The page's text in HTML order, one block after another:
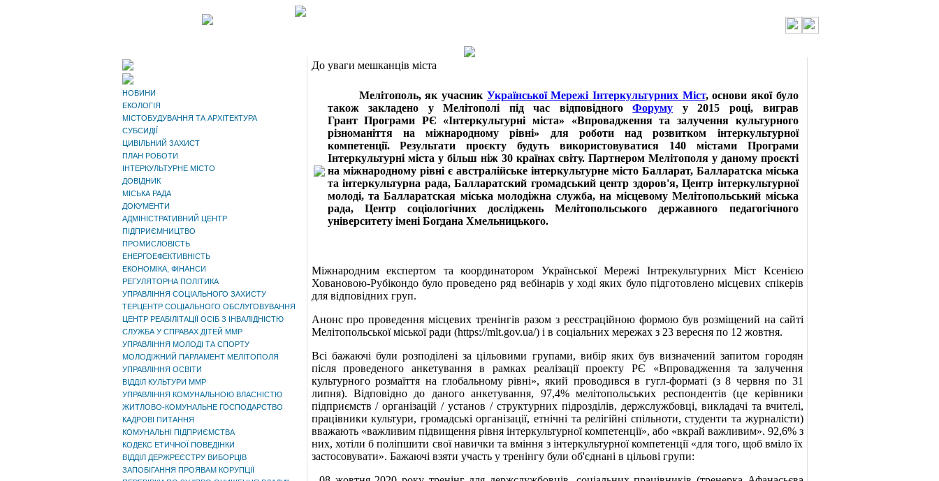
НОВИНИ
ЕКОЛОГІЯ
МІСТОБУДУВАННЯ ТА АРХІТЕКТУРА
СУБСИДІЇ
ЦИВІЛЬНИЙ ЗАХИСТ
ПЛАН РОБОТИ
ІНТЕРКУЛЬТУРНЕ МІСТО
ДОВІДНИК
МІСЬКА РАДА
ДОКУМЕНТИ
АДМІНІСТРАТИВНИЙ ЦЕНТР
ПІДПРИЄМНИЦТВО
ПРОМИСЛОВІСТЬ
ЕНЕРГОЕФЕКТИВНІСТЬ
ЕКОНОМІКА, ФІНАНСИ
РЕГУЛЯТОРНА ПОЛІТИКА
УПРАВЛІННЯ СОЦІАЛЬНОГО ЗАХИСТУ
ТЕРЦЕНТР СОЦІАЛЬНОГО ОБСЛУГОВУВАННЯ
ЦЕНТР РЕАБІЛІТАЦІЇ ОСІБ З ІНВАЛІДНІСТЮ
СЛУЖБА У СПРАВАХ ДІТЕЙ ММР
УПРАВЛІННЯ МОЛОДІ ТА СПОРТУ
МОЛОДІЖНИЙ ПАРЛАМЕНТ МЕЛІТОПОЛЯ
УПРАВЛІННЯ ОСВІТИ
ВІДДІЛ КУЛЬТУРИ ММР
УПРАВЛІННЯ КОМУНАЛЬНОЮ ВЛАСНІСТЮ
ЖИТЛОВО-КОМУНАЛЬНЕ ГОСПОДАРСТВО
КАДРОВІ ПИТАННЯ
КОМУНАЛЬНІ ПІДПРИЄМСТВА
КОДЕКС ЕТИЧНОЇ ПОВЕДІНКИ
ВІДДІЛ ДЕРЖРЕЄСТРУ ВИБОРЦІВ
ЗАПОБІГАННЯ ПРОЯВАМ КОРУПЦІЇ
До уваги мешканців міста
Мелітополь, як учасник Української Мережі Інтеркультурних Міст, основи якої було
також закладено у Мелітополі під час відповідногоФоруму у 2015 році, виграв
Грант Програми РЄ «Інтеркультурні міста» «Впровадження та залучення культурного
різноманіття на міжнародному рівні» для роботи над розвитком інтеркультурної
компетенції. Результати проєкту будуть використовуватися 140 містами Програми
Інтеркультурні міста у більш ніж 30 країнах світу. Партнером Мелітополя у даному проєкті
на міжнародному рівні є австралійське інтеркультурне місто Балларат, Балларатска міська
та інтеркультурна рада, Балларатский громадський центр здоров'я, Центр інтеркультурної
молоді, та Балларатская міська молодіжна служба, на місцевому Мелітопольський міська
рада, Центр соціологічних досліджень Мелітопольського державного педагогічного
університету імені Богдана Хмельницького.
Міжнародним експертом та координатором Української Мережі Інтрекультурних Міст Ксенією
Ховановою-Рубікондо було проведено ряд вебінарів у ході яких було підготовлено місцевих спікерів
для відповідних груп.
Анонс про проведення місцевих тренінгів разом з реєстраційною формою був розміщений на сайті
Мелітопольської міської ради (https://mlt.gov.ua/) і в соціальних мережах з 23 вересня по 12 жовтня.
Всі бажаючі були розподілені за цільовими групами, вибір яких був визначений запитом городян
після проведеного анкетування в рамках реалізації проекту РЄ «Впровадження та залучення
культурного розмаїття на глобальному рівні», який проводився в гугл-форматі (з 8 червня по 31
липня). Відповідно до даного анкетування, 97,4% мелітопольських респондентів (це керівники
підприємств / організацій / установ / структурних підрозділів, держслужбовці, викладачі та вчителі,
працівники культури, громадські організації, етнічні та релігійні спільноти, студенти та журналісти)
вважають «важливим підвищення рівня інтеркультурної компетенції», або «вкрай важливим». 92,6% з
них, хотіли б поліпшити свої навички та вміння з інтеркультурної компетенції «для того, щоб вміло їх
застосовувати». Бажаючі взяти участь у тренінгу були об'єднані в цільові групи: